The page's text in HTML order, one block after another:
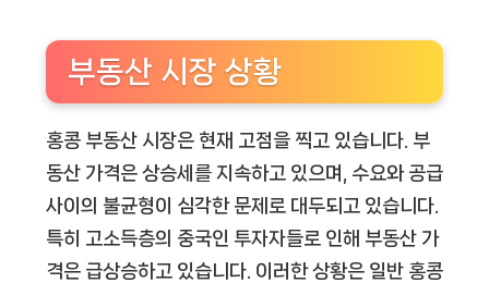
부동산 시장 상황
홍콩 부동산 시장은 현재 고점을 찍고 있습니다. 부
동산 가격은 상승세를 지속하고 있으며, 수요와 공급
사이의 불균형이 심각한 문제로 대두되고 있습니다.
특히 고소득층의 중국인 투자자들로 인해 부동산 가
격은 급상승하고 있습니다. 이러한 상황은 일반 홍콩